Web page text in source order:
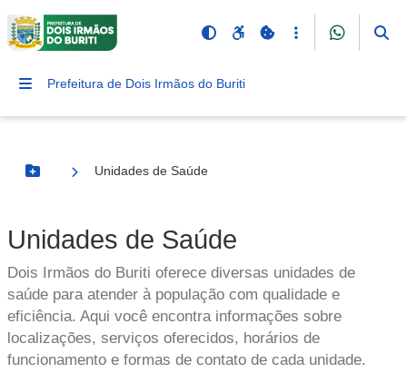
Prefeitura de Dois Irmãos do Buriti
Botão Menu
Unidades de Saúde
Unidades de Saúde
Dois Irmãos do Buriti oferece diversas unidades de
saúde para atender à população com qualidade e
eficiência. Aqui você encontra informações sobre
localizações, serviços oferecidos, horários de
funcionamento e formas de contato de cada unidade.